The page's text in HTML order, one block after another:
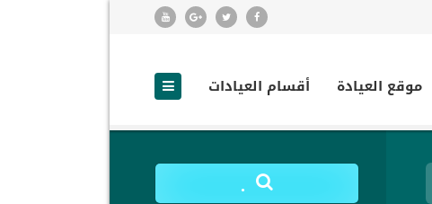
موقع العيادة أقسام العيادات
.